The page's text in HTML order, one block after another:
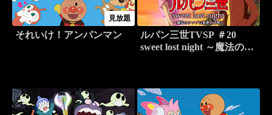
見放題
それいけ！アンパンマン
ルパン三世TVSP ＃20
sweet lost night ～魔法のラ